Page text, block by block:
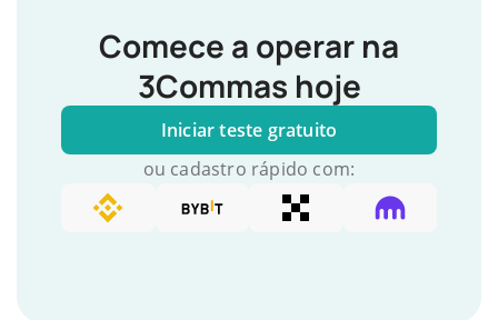
Comece a operar na
3Commas hoje
Iniciar teste gratuito
ou cadastro rápido com: